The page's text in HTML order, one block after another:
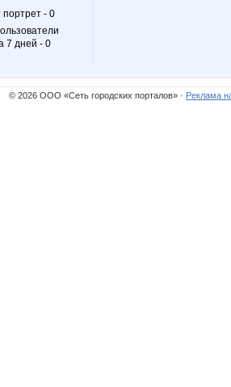
портрет - 0
7 дней - 0
© 2026 ООО «Сеть городских порталов» · Реклама